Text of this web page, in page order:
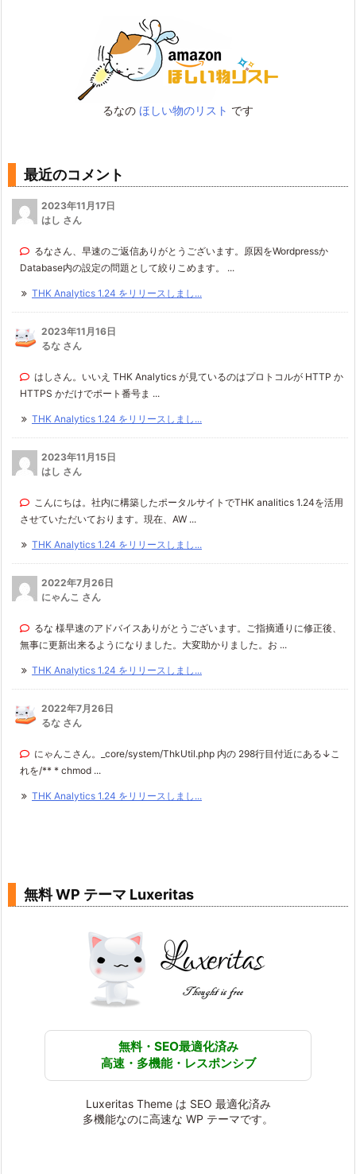
るなの ほしい物のリスト です
最近のコメント
2023年11月17日
はし さん
るなさん、早速のご返信ありがとうございます。原因をWordpressか
Database内の設定の問題として絞りこめます。 ...
THK Analytics 1.24 をリリースしまし...
2023年11月16日
るな さん
はしさん。いいえ THK Analytics が見ているのはプロトコルが HTTP か
HTTPS かだけでポート番号ま ...
THK Analytics 1.24 をリリースしまし...
2023年11月15日
はし さん
こんにちは。社内に構築したポータルサイトでTHK analitics 1.24を活用
させていただいております。現在、AW ...
THK Analytics 1.24 をリリースしまし...
2022年7月26日
にゃんこ さん
るな 様早速のアドバイスありがとうございます。ご指摘通りに修正後、
無事に更新出来るようになりました。大変助かりました。お ...
THK Analytics 1.24 をリリースしまし...
2022年7月26日
るな さん
にゃんこさん。_core/system/ThkUtil.php 内の 298行目付近にある↓こ
れを/** * chmod ...
THK Analytics 1.24 をリリースしまし...
無料 WP テーマ Luxeritas
無料・SEO最適化済み
高速・多機能・レスポンシブ
Luxeritas Theme は SEO 最適化済み
多機能なのに高速な WP テーマです。